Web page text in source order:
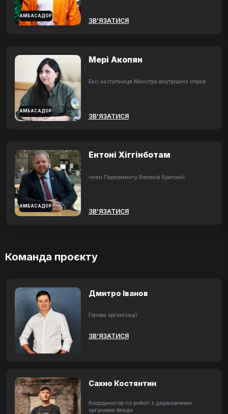
АМБАСАДОР
ЗВ'ЯЗАТИСЯ
АМБАСАДОР
Мері Акопян
Екс-заступниця Міністра внутрішніх справ
ЗВ'ЯЗАТИСЯ
АМБАСАДОР
Ентоні Хіггінботам
член Парламенту Великої Британії
ЗВ'ЯЗАТИСЯ
Команда проєкту
Дмитро Іванов
Голова організації
ЗВ’ЯЗАТИСЯ
Сахно Костянтин
Координатор по роботі з державними
органами влади